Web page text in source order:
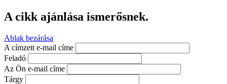
A cikk ajánlása ismerősnek.
Ablak bezárása
A címzett e-mail címe
Feladó
Az Ön e-mail címe
Tárgy